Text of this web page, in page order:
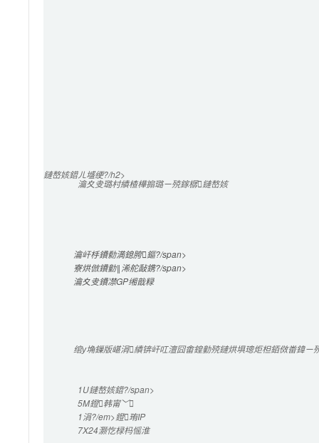
鏈嶅姟鍣ㄦ墭绠?/h2>
瀹夊叏璐村績楂樺搧璐ㄧ殑鎵樼鏈嶅姟
瀹屽杽鐨勬満鎴胯鏂?/span>
寮烘倣鐨勭‖浠舵敮鎸?/span>
瀹夊叏鐨凚GP缃戠粶
绾у埆鏁版嵁涓績锛屽叿澶囧畬鍠勭殑鏈烘埧璁炬柦銆傚畨鍏
1U鏈嶅姟鍣?/span>
5M鐙韩甯﹀
1涓?/em>鐙珛IP
7X24灏忔椂杩愮淮